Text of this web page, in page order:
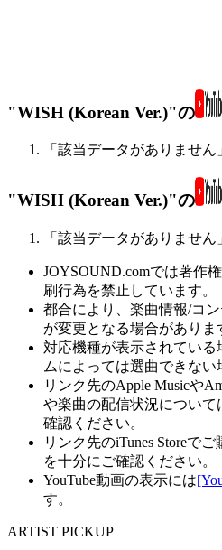
"WISH (Korean Ver.)"の
「該当データがありません
"WISH (Korean Ver.)"の
「該当データがありません
JOYSOUND.comでは著作
刷行為を禁止しています。
都合により、楽曲情報/コ
が変更となる場合がありま
対応機種が表示されてい
ムによっては選曲できない
リンク先のApple Musicや
や楽曲の配信状況につい
確認ください。
リンク先のiTunes Storeで
を十分にご確認ください。
YouTube動画の表示には
す。
ARTIST PICKUP